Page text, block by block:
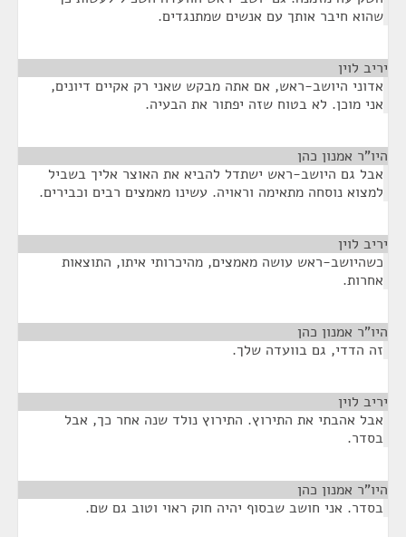
שהוא חיבר אותך עם אנשים שמתנגדים.
יריב לוין
אדוני היושב-ראש, אם אתה מבקש שאני רק אקיים דיונים,
אני מוכן. לא בטוח שזה יפתור את הבעיה.
היו"ר אמנון כהן
אבל גם היושב-ראש ישתדל להביא את האוצר אליך בשביל
למצוא נוסחה מתאימה וראויה. עשינו מאמצים רבים וכבירים.
יריב לוין
כשהיושב-ראש עושה מאמצים, מהיכרותי איתו, התוצאות
אחרות.
היו"ר אמנון כהן
זה הדדי, גם בוועדה שלך.
יריב לוין
אבל אהבתי את התירוץ. התירוץ נולד שנה אחר כך, אבל
בסדר.
היו"ר אמנון כהן
בסדר. אני חושב שבסוף יהיה חוק ראוי וטוב גם שם.